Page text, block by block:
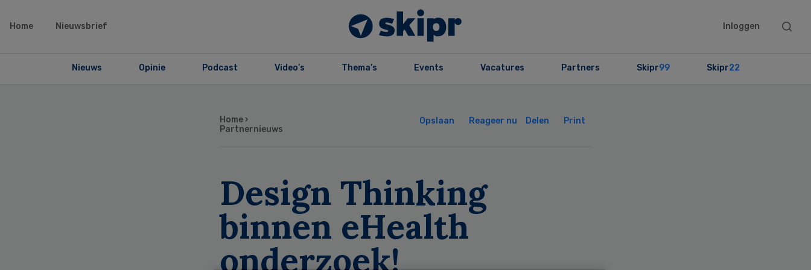
Home Nieuwsbrief Inloggen
Search
Nieuws Opinie Podcast Video’s Thema’s Events Vacatures Partners Skipr99 Skipr22
Home ›
Partnernieuws
Opslaan Reageer nu Delen Print
Design Thinking
binnen eHealth
onderzoek!